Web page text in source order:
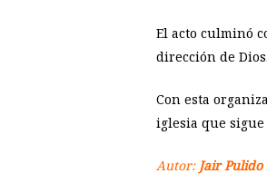
El acto culminó
dirección de
Con esta
iglesia que
Autor: Jair